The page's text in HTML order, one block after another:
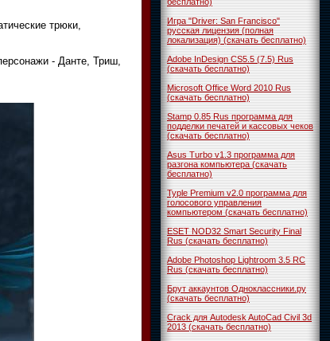
трюки,
- Данте, Триш,
Игра "Driver: San Francisco"
русская лицензия (полная
локализация) (скачать бесплатно)
Adobe InDesign CS5.5 (7.5) Rus
(скачать бесплатно)
Microsoft Office Word 2010 Rus
(скачать бесплатно)
Stamp 0.85 Rus программа для
подделки печатей и кассовых чеков
(скачать бесплатно)
Asus Turbo v1.3 программа для
разгона компьютера (скачать
бесплатно)
Typle Premium v2.0 программа для
голосового управления
компьютером (скачать бесплатно)
ESET NOD32 Smart Security Final
Rus (скачать бесплатно)
Adobe Photoshop Lightroom 3.5 RC
Rus (скачать бесплатно)
Брут аккаунтов Одноклассники.ру
(скачать бесплатно)
Crack для Autodesk AutoCad Civil 3d
2013 (скачать бесплатно)